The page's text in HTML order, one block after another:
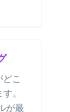
こ
。
が最